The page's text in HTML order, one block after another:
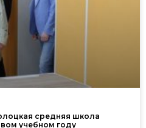
средняя школа
учебном году